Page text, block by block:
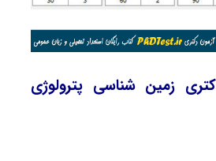
زمین شناسی پترولوژی